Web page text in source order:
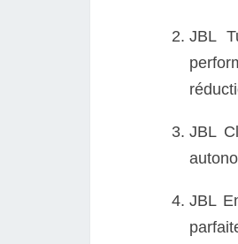
JBL
JBL
JBL